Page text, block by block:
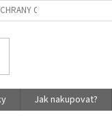
OSOBNÍCH ÚDAJŮ
Jak nakupovat?